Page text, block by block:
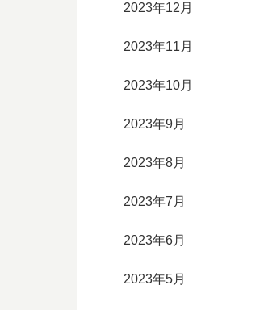
2023年12月
2023年11月
2023年10月
2023年9月
2023年8月
2023年7月
2023年6月
2023年5月